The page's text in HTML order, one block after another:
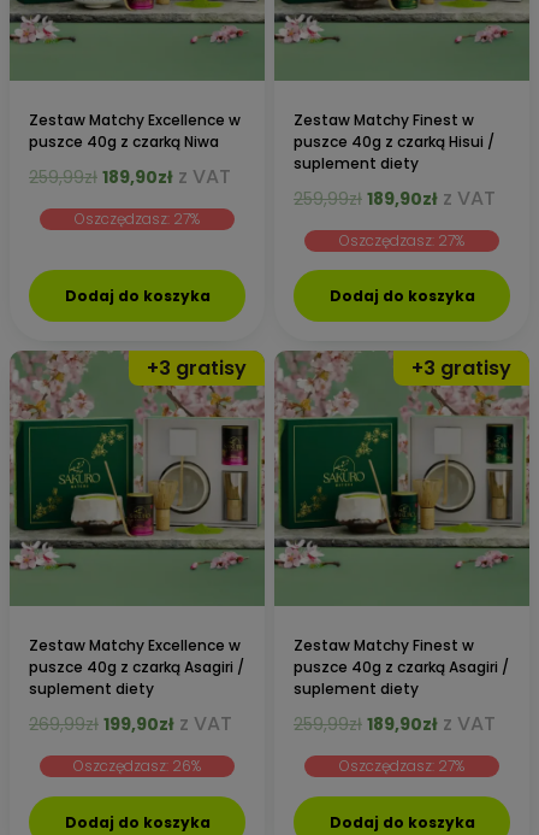
Zestaw Matchy Excellence w
puszce 40g z czarką Niwa
259,99zł Pierwotna
wynosiła:
189,90złAktualna
wynosi:
z VAT
Oszczędzasz: 27%
Dodaj do koszyka
Zestaw Matchy Finest w
puszce 40g z czarką Hisui /
suplement diety
259,99zł Pierwotna
wynosiła:
259,99zł.
189,90złAktualna
wynosi:
189,90zł.
z VAT
Oszczędzasz: 27%
Dodaj do koszyka
Zestaw Matchy Excellence w
puszce 40g z czarką Asagiri /
suplement diety
269,99zł Pierwotna
wynosiła:
269,99zł.
199,90złAktualna
wynosi:
199,90zł.
z VAT
Oszczędzasz: 26%
Dodaj do koszyka
Zestaw Matchy Finest w
puszce 40g z czarką Asagiri /
suplement diety
259,99zł Pierwotna
wynosiła:
259,99zł.
189,90złAktualna
wynosi:
189,90zł.
z VAT
Oszczędzasz: 27%
Dodaj do koszyka